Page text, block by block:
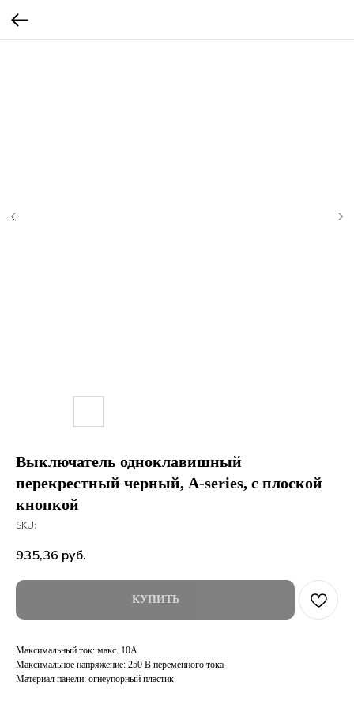
Выключатель одноклавишный
перекрестный черный, A-series, с плоской
кнопкой
SKU:
935,36 руб.
КУПИТЬ
Максимальный ток: макс. 10А
Максимальное напряжение: 250 В переменного тока
Материал панели: огнеупорный пластик